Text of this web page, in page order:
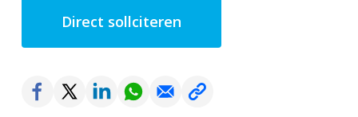
Direct sollciteren